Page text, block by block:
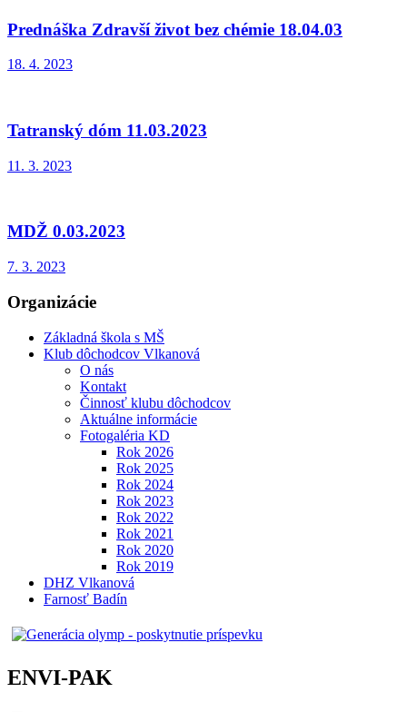
Prednáška Zdravší život bez chémie 18.04.03
18. 4. 2023
Tatranský dóm 11.03.2023
11. 3. 2023
MDŽ 0.03.2023
7. 3. 2023
Organizácie
Základná škola s MŠ
Klub dôchodcov Vlkanová
O nás
Kontakt
Činnosť klubu dôchodcov
Aktuálne informácie
Fotogaléria KD
Rok 2026
Rok 2025
Rok 2024
Rok 2023
Rok 2022
Rok 2021
Rok 2020
Rok 2019
DHZ Vlkanová
Farnosť Badín
ENVI-PAK